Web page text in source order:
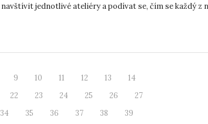
navštívit jednotlivé ateliéry a podívat se, čím se každý z
9 10 11 12 13
14
22 23 24 25 26
27
34 35 36 37 38
39